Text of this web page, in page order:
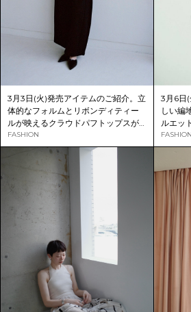
3月6日
しい編
ルエッ
が登場。
FASHION
3月3日(火)発売アイテムのご紹介。立
体的なフォルムとリボンディティー
ルが映えるクラウドパフトップスが
登場。
FASHION